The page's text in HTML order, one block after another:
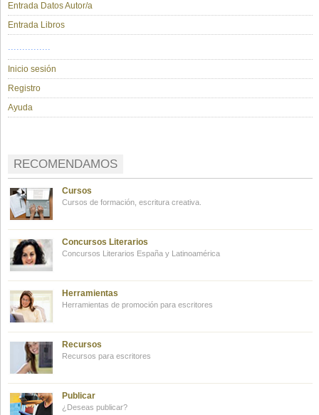
Entrada Datos Autor/a
Entrada Libros
...............
Inicio sesión
Registro
Ayuda
RECOMENDAMOS
Cursos
Cursos de formación, escritura creativa.
Concursos Literarios
Concursos Literarios España y Latinoamérica
Herramientas
Herramientas de promoción para escritores
Recursos
Recursos para escritores
Publicar
¿Deseas publicar?